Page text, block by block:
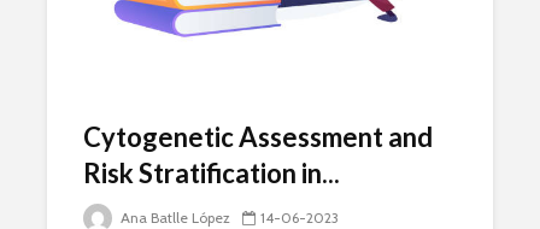
Cytogenetic Assessment and
Risk Stratification in...
Ana Batlle López 14-06-2023